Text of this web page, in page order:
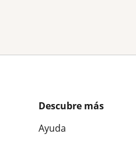
Descubre más
Ayuda